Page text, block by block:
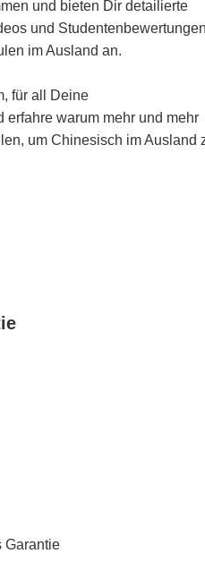
und bieten Dir detailierte
und
im Ausland an.
für all Deine
erfahre warum mehr und mehr
um Chinesisch im Ausland
Garantie